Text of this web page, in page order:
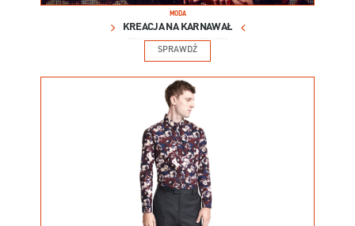
MODA
KREACJA NA KARNAWAŁ
SPRAWDŹ